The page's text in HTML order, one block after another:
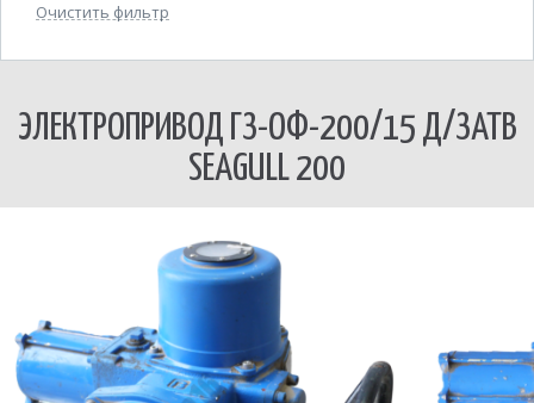
Очистить фильтр
ЭЛЕКТРОПРИВОД ГЗ-ОФ-200/15 Д/ЗАТВ
SEAGULL 200